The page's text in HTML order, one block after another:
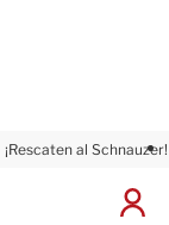
¡Rescaten al Schnauzer!
I